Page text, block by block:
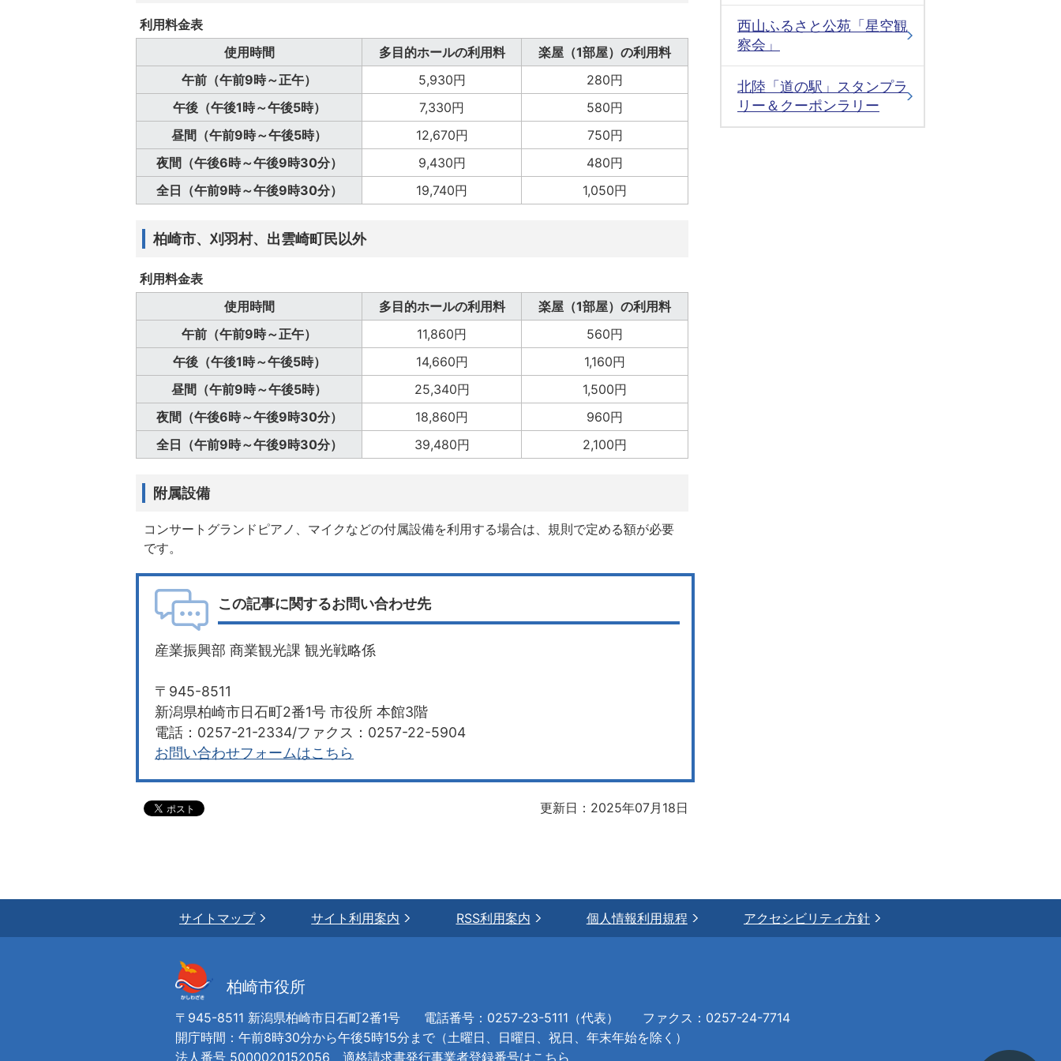
利用料金表
使用時間
多目的ホールの利用料
楽屋（1部屋）の利用料
午前（午前9時～正午）
5,930円
280円
午後（午後1時～午後5時）
7,330円
580円
昼間（午前9時～午後5時）
12,670円
750円
夜間（午後6時～午後9時30分）
9,430円
480円
全日（午前9時～午後9時30分）
19,740円 1,050円
柏崎市、刈羽村、出雲崎町民以外
利用料金表
使用時間
多目的ホールの利用料
楽屋（1部屋）の利用料
午前（午前9時～正午）
11,860円
560円
午後（午後1時～午後5時）
14,660円
1,160円
昼間（午前9時～午後5時）
25,340円
1,500円
夜間（午後6時～午後9時30分）
18,860円
960円
全日（午前9時～午後9時30分）
39,480円 2,100円
附属設備
コンサートグランドピアノ、マイクなどの付属設備を利用する場合は、規則で定める額が必要
です。
この記事に関するお問い合わせ先
産業振興部 商業観光課 観光戦略係
〒945-8511
新潟県柏崎市日石町2番1号 市役所 本館3階
電話：0257-21-2334/ファクス：0257-22-5904
お問い合わせフォームはこちら
更新日：2025年07月18日
西山ふるさと公苑「星空観
察会」
北陸「道の駅」スタンプラ
リー＆クーポンラリー
サイトマップ サイト利用案内 RSS利用案内 個人情報利用規程 アクセシビリティ方針
柏崎市役所
〒945-8511 新潟県柏崎市日石町2番1号 電話番号：0257-23-5111（代表）
ファクス：0257-24-7714
開庁時間：午前8時30分から午後5時15分まで（土曜日、日曜日、祝日、年末年始を除く）
法人番号 5000020152056 適格請求書発行事業者登録番号はこちら